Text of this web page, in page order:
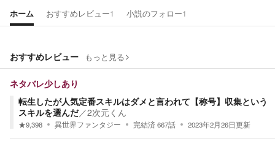
ホーム おすすめレビュー1 小説のフォロー1
おすすめレビュー もっと見る
ネタバレ少しあり
転生したが人気定番スキルはダメと言われて【称号】収集という
スキルを選んだ／2次元くん
★9,398 異世界ファンタジー 完結済667話 2023年2月26日更新